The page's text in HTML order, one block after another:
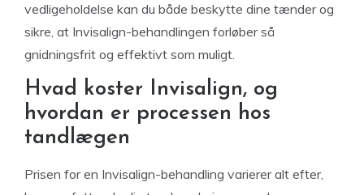
vedligeholdelse kan du både beskytte dine tænder og
sikre, at Invisalign-behandlingen forløber så
gnidningsfrit og effektivt som muligt.
Hvad koster Invisalign, og
hvordan er processen hos
tandlægen
Prisen for en Invisalign-behandling varierer alt efter,